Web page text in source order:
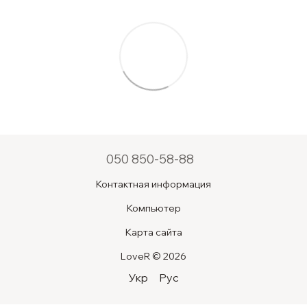
050 850-58-88
Контактная информация
Компьютер
Карта сайта
LoveR © 2026
Укр Рус